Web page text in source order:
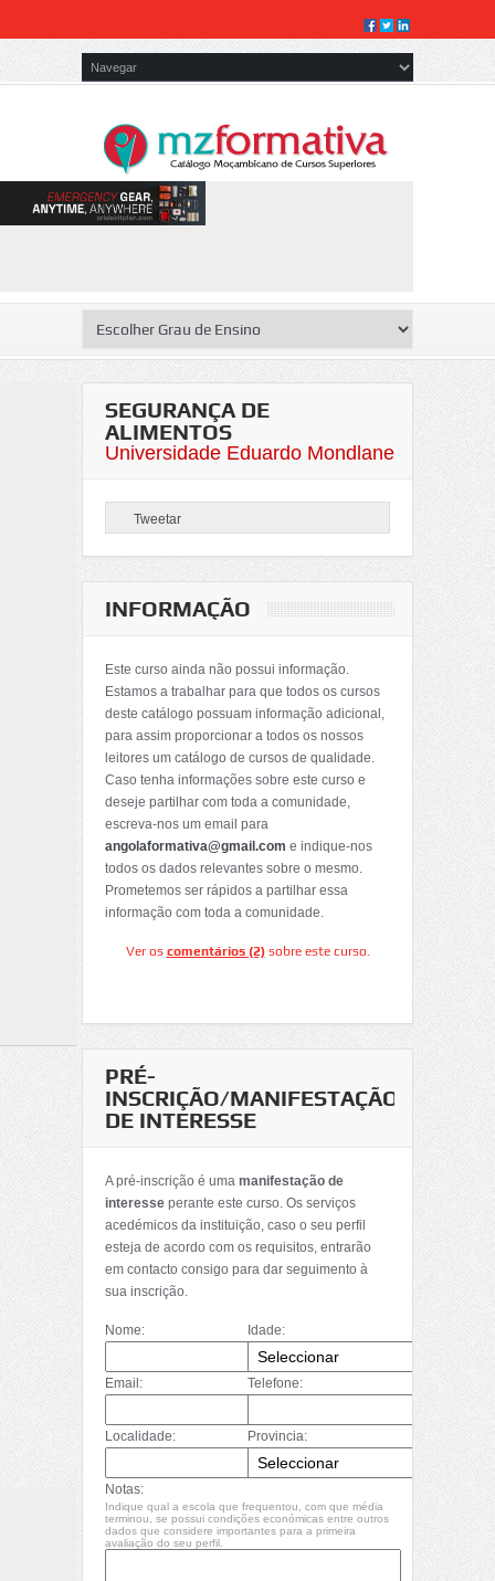
SEGURANÇA DE
ALIMENTOS
Universidade Eduardo Mondlane
Tweetar
INFORMAÇÃO
Este curso ainda não possui informação.
Estamos a trabalhar para que todos os cursos
deste catálogo possuam informação adicional,
para assim proporcionar a todos os nossos
leitores um catálogo de cursos de qualidade.
Caso tenha informações sobre este curso e
deseje partilhar com toda a comunidade,
escreva-nos um email para
angolaformativa@gmail.com e indique-nos
todos os dados relevantes sobre o mesmo.
Prometemos ser rápidos a partilhar essa
informação com toda a comunidade.
Ver os comentários (2)sobre este curso.
PRÉ-
INSCRIÇÃO/MANIFESTAÇÃO
DE INTERESSE
A pré-inscrição é uma manifestação de
interesse perante este curso. Os serviços
acedémicos da instituição, caso o seu perfil
esteja de acordo com os requisitos, entrarão
em contacto consigo para dar seguimento à
sua inscrição.
Nome:
Email:
Localidade:
Idade:
Telefone:
Provincia:
Notas:
Indique qual a escola que frequentou, com que média
terminou, se possui condições económicas entre outros
dados que considere importantes para a primeira
avaliação do seu perfil.